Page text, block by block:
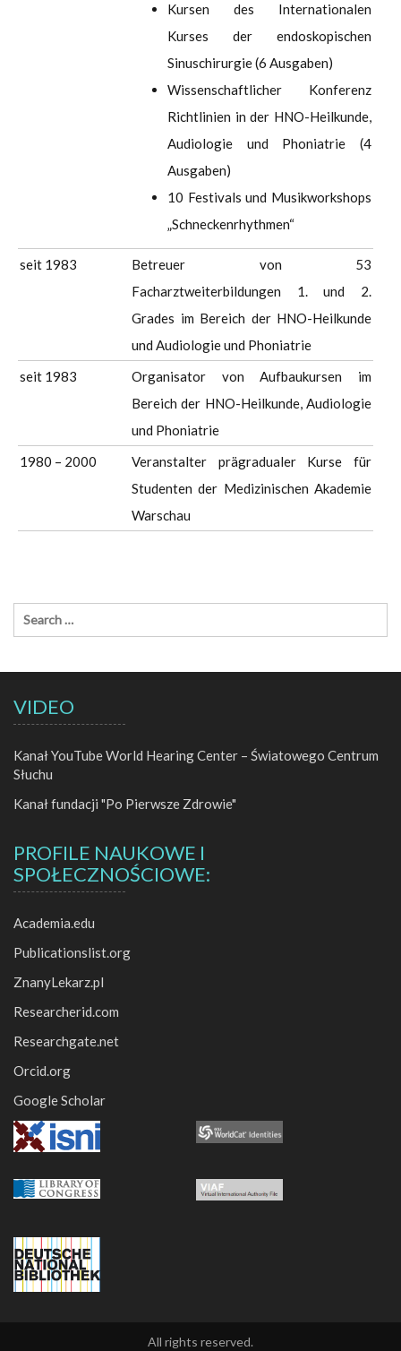
Kursen des Internationalen
Kurses der endoskopischen
Sinuschirurgie (6 Ausgaben)
Wissenschaftlicher Konferenz
Richtlinien in der HNO-Heilkunde,
Audiologie und Phoniatrie (4
Ausgaben)
10 Festivals und Musikworkshops
„Schneckenrhythmen“
seit 1983
Betreuer von 53
Facharztweiterbildungen 1. und 2.
Grades im Bereich der HNO-Heilkunde
und Audiologie und Phoniatrie
seit 1983
Organisator von Aufbaukursen im
Bereich der HNO-Heilkunde, Audiologie
und Phoniatrie
1980 – 2000
Veranstalter prägradualer Kurse für
Studenten der Medizinischen Akademie
Warschau
VIDEO
Kanał YouTube World Hearing Center – Światowego Centrum
Słuchu
Kanał fundacji "Po Pierwsze Zdrowie"
PROFILE NAUKOWE I
SPOŁECZNOŚCIOWE:
Academia.edu
Publicationslist.org
ZnanyLekarz.pl
Researcherid.com
Researchgate.net
Orcid.org
Google Scholar
All rights reserved.